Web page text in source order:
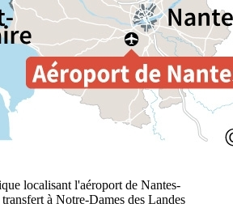
localisant l'aéroport de Nantes-
à Notre-Dames des Landes